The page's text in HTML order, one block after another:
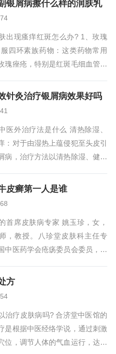
关穴位，调节身体的气血平衡，
的治疗...
银屑病擦什么样的润肤乳
出现瘙痒红斑怎么办? 1、玫瑰
四环素族药物：这类药物常用
瑰痤疮，特别是红斑毛细血管扩
统治疗方法，如激光治疗等。
期治疗方法： 温和清洁：使用
针灸治疗银屑病效果好吗
医外治疗法是什么 清热除湿、
：对于由湿热上蕴侵犯至头皮引
病，治疗方法以清热除湿、健脾
滋阴清热、润燥止痒：针对阴
史，近年来在继承和发扬的基础
了一些...
皮癣第一人是谁
首席皮肤病专家 姚玉珍，女，
，教授。八珍堂皮肤科主任专
中医药学会疮疡委员会委员，中
科专业委员会秘书。姚老自幼生
为师，又师从皮外科专家赵炳南
多年，...
方
治疗皮肤病吗? 合济堂中医馆的
是根据中医经络学说，通过刺激
位，调节人体的气血运行，达到